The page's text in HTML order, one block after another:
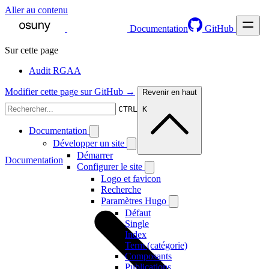
Aller au contenu
Documentation
GitHub
CTRL K
Documentation
Développer un site
Démarrer
Configurer le site
Logo et favicon
Recherche
Paramètres Hugo
Défaut
Single
Index
Term (catégorie)
Composants
Publications
Sur cette page
Audit RGAA
Modifier cette page sur GitHub → Revenir en haut
Documentation